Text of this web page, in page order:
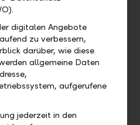
Reich added: "The
Group to further
structure and refinance
years, the yield on
The bond will be listed
Swiss Exchange (ISIN:
on the secondary
digitalen Angebote
zu verbessern,
darüber, wie diese
allgemeine Daten
aufgerufene
jederzeit in den